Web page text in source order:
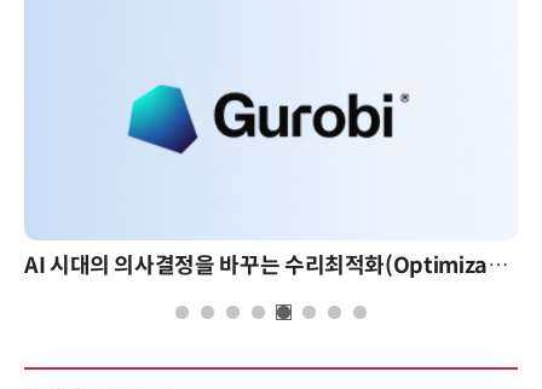
AI 시대의 의사결정을 바꾸는 수리최적화(Optimization): 실제 산업 적용 사례와 활용 전략